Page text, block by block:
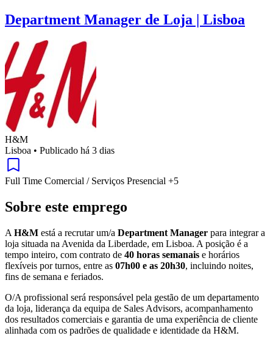
Department Manager de Loja | Lisboa
H&M
Lisboa • Publicado há 3 dias
Full Time Comercial / Serviços Presencial +5
Sobre este emprego
A H&M está a recrutar um/a Department Manager para integrar a
loja situada na Avenida da Liberdade, em Lisboa. A posição é a
tempo inteiro, com contrato de 40 horas semanais e horários
flexíveis por turnos, entre as 07h00 e as 20h30, incluindo noites,
fins de semana e feriados.
O/A profissional será responsável pela gestão de um departamento
da loja, liderança da equipa de Sales Advisors, acompanhamento
dos resultados comerciais e garantia de uma experiência de cliente
alinhada com os padrões de qualidade e identidade da H&M.